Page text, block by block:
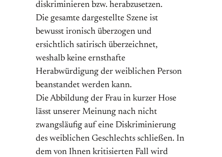
diskriminieren bzw. herabzusetzen.
Die gesamte dargestellte Szene ist
bewusst ironisch überzogen und
ersichtlich satirisch überzeichnet,
weshalb keine ernsthafte
Herabwürdigung der weiblichen Person
beanstandet werden kann.
Die Abbildung der Frau in kurzer Hose
lässt unserer Meinung nach nicht
zwangsläufig auf eine Diskriminierung
des weiblichen Geschlechts schließen. In
dem von Ihnen kritisierten Fall wird